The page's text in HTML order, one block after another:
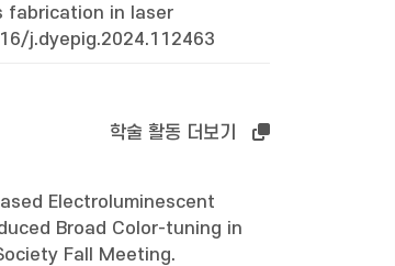
fabrication in laser
j.dyepig.2024.112463
학술 활동 더보기
Electroluminescent
Broad Color-tuning in
Fall Meeting.